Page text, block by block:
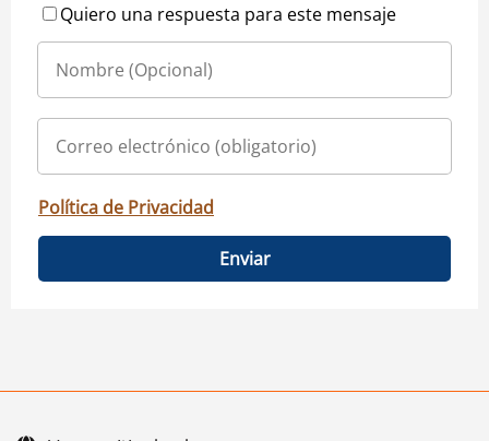
Quiero una respuesta para este mensaje
Política de Privacidad
Enviar